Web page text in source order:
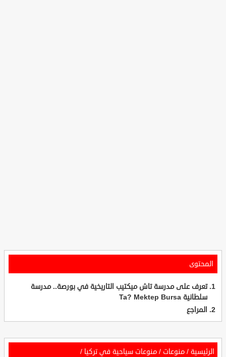
المحتوى
تعرف على مدرسة تاش ميكتيب التاريخية في بورصة.. مدرسة
سلطانية Ta? Mektep Bursa
المراجع
الرئيسية / منوعات / منوعات سياحية في تركيا /